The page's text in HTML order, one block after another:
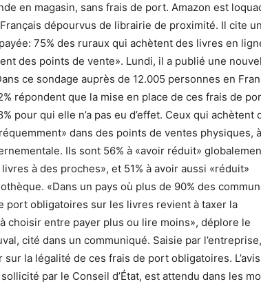
en magasin, sans frais de port. Amazon est
dépourvus de librairie de proximité. Il cite
75% des ruraux qui achètent des livres en
des points de vente». Lundi, il a publié une
ce sondage auprès de 12.005 personnes en
répondent que la mise en place de ces frais de
pour qui elle n’a pas eu d’effet. Ceux qui achètent
dans des points de ventes physiques, à
Ils sont 56% à «avoir réduit»
à des proches», et 51% à avoir aussi «réduit»
«Dans un pays où plus de 90% des
port obligatoires sur les livres revient à taxer la
choisir entre payer plus ou lire moins», déplore le
cité dans un communiqué. Saisie par
la légalité de ces frais de port obligatoires.
par le Conseil d’État, est attendu dans les